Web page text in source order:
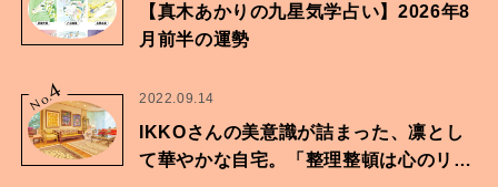
【真木あかりの九星気学占い】2026年8
月前半の運勢
No.
4 2022.09.14
IKKOさんの美意識が詰まった、凛とし
て華やかな自宅。「整理整頓は心のリズ